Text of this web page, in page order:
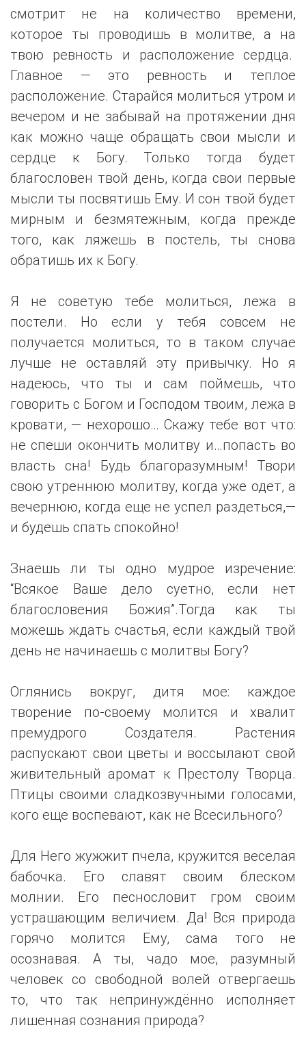
смотрит не на количество времени,
которое ты проводишь в молитве, а на
твою ревность и расположение сердца.
Главное — это ревность и теплое
расположение. Старайся молиться утром и
вечером и не забывай на протяжении дня
как можно чаще обращать свои мысли и
сердце к Богу. Только тогда будет
благословен твой день, когда свои первые
мысли ты посвятишь Ему. И сон твой будет
мирным и безмятежным, когда прежде
того, как ляжешь в постель, ты снова
обратишь их к Богу.
Я не советую тебе молиться, лежа в
постели. Но если у тебя совсем не
получается молиться, то в таком случае
лучше не оставляй эту привычку. Но я
надеюсь, что ты и сам поймешь, что
говорить с Богом и Господом твоим, лежа в
кровати, — нехорошо… Скажу тебе вот что:
не спеши окончить молитву и…попасть во
власть сна! Будь благоразумным! Твори
свою утреннюю молитву, когда уже одет, а
вечернюю, когда еще не успел раздеться,—
и будешь спать спокойно!
Знаешь ли ты одно мудрое изречение:
“Всякое Ваше дело суетно, если нет
благословения Божия”.Тогда как ты
можешь ждать счастья, если каждый твой
день не начинаешь с молитвы Богу?
Оглянись вокруг, дитя мое: каждое
творение по-своему молится и хвалит
премудрого Создателя. Растения
распускают свои цветы и воссылают свой
живительный аромат к Престолу Творца.
Птицы своими сладкозвучными голосами,
кого еще воспевают, как не Всесильного?
Для Него жужжит пчела, кружится веселая
бабочка. Его славят своим блеском
молнии. Его песнословит гром своим
устрашающим величием. Да! Вся природа
горячо молится Ему, сама того не
осознавая. А ты, чадо мое, разумный
человек со свободной волей отвергаешь
то, что так непринуждённо исполняет
лишенная сознания природа?